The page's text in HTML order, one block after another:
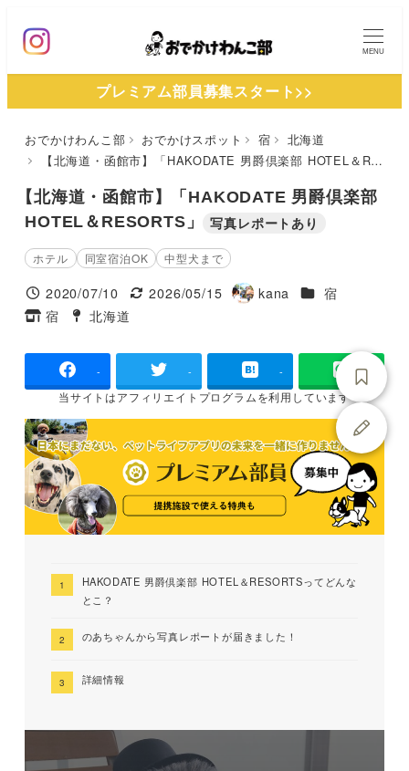
ン
MENU
プレミアム部員募集スタート>>
おでかけわんこ部 おでかけスポット 宿
北海道
【北海道・函館市】「HAKODATE 男爵倶楽部 HOTEL＆RESORTS」
【北海道・函館市】「HAKODATE 男爵倶楽部
HOTEL＆RESORTS」
写真レポートあり
ホテル 同室宿泊OK 中型犬まで
投稿日
2020/07/10
更新日
2026/05/15
著
kana 施設ジャンル
宿
タグ
宿
タグ
北海道
- - -
当サイトはアフィリエイトプログラムを利用しています
HAKODATE 男爵倶楽部 HOTEL＆RESORTSってどんな
とこ？
のあちゃんから写真レポートが届きました！
詳細情報